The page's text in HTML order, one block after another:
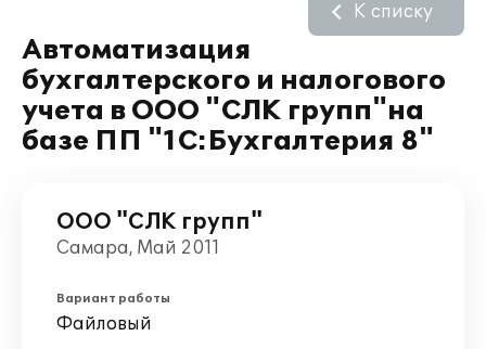
Автоматизация
бухгалтерского и налогового
учета в ООО "СЛК групп"на
базе ПП "1С:Бухгалтерия 8"
К списку
ООО "СЛК групп"
Самара, Май 2011
Вариант работы
Файловый